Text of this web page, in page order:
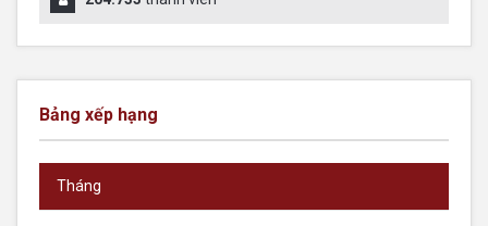
Bảng xếp hạng
Tháng